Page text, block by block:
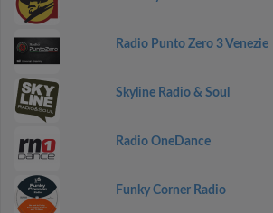
Radio Punto Zero 3 Venezie
Skyline Radio & Soul
Radio OneDance
Funky Corner Radio